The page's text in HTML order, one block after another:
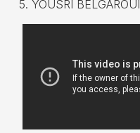
5. YOUSRI BELGAROUI